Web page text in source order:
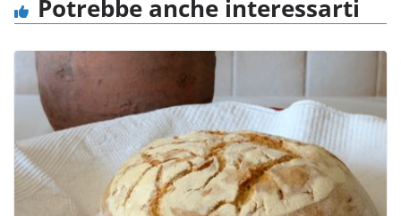
Potrebbe anche interessarti